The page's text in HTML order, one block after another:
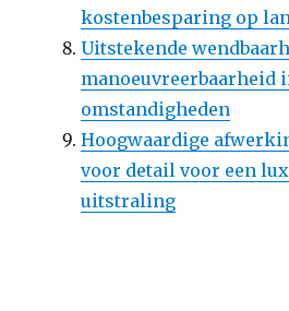
kostenbesparing op
Uitstekende
manoeuvreerbaarheid
omstandigheden
Hoogwaardige
voor detail voor een
uitstraling